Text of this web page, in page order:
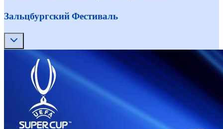
Зальцбургский Фестиваль